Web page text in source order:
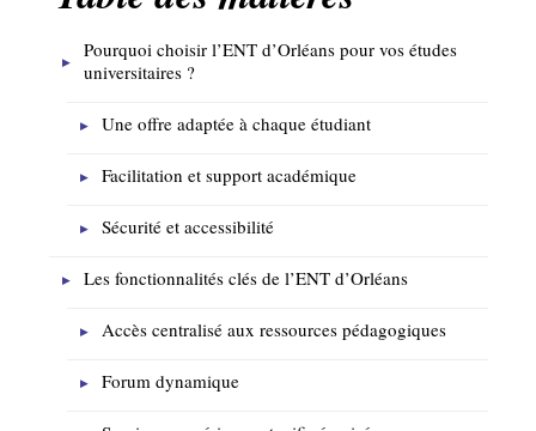
Pourquoi choisir l’ENT d’Orléans pour vos études
universitaires ?
Une offre adaptée à chaque étudiant
Facilitation et support académique
Sécurité et accessibilité
Les fonctionnalités clés de l’ENT d’Orléans
Accès centralisé aux ressources pédagogiques
Forum dynamique